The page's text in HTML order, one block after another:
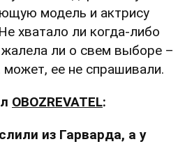
модель и актрису
хватало ли когда-либо
ли о свем выборе –
может, ее не спрашивали.
OBOZREVATEL:
из Гарварда, а у